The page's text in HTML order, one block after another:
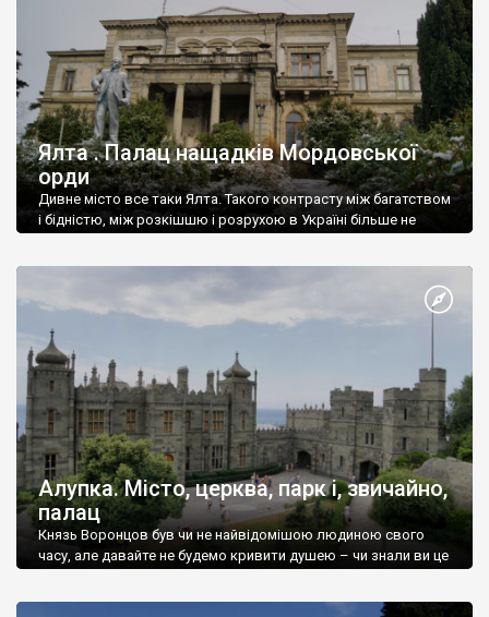
Ялта . Палац нащадків Мордовської
орди
Дивне місто все таки Ялта. Такого контрасту між багатством
і бідністю, між розкішшю і розрухою в Україні більше не
Алупка. Місто, церква, парк і, звичайно,
палац
Князь Воронцов був чи не найвідомішою людиною свого
часу, але давайте не будемо кривити душею – чи знали ви це